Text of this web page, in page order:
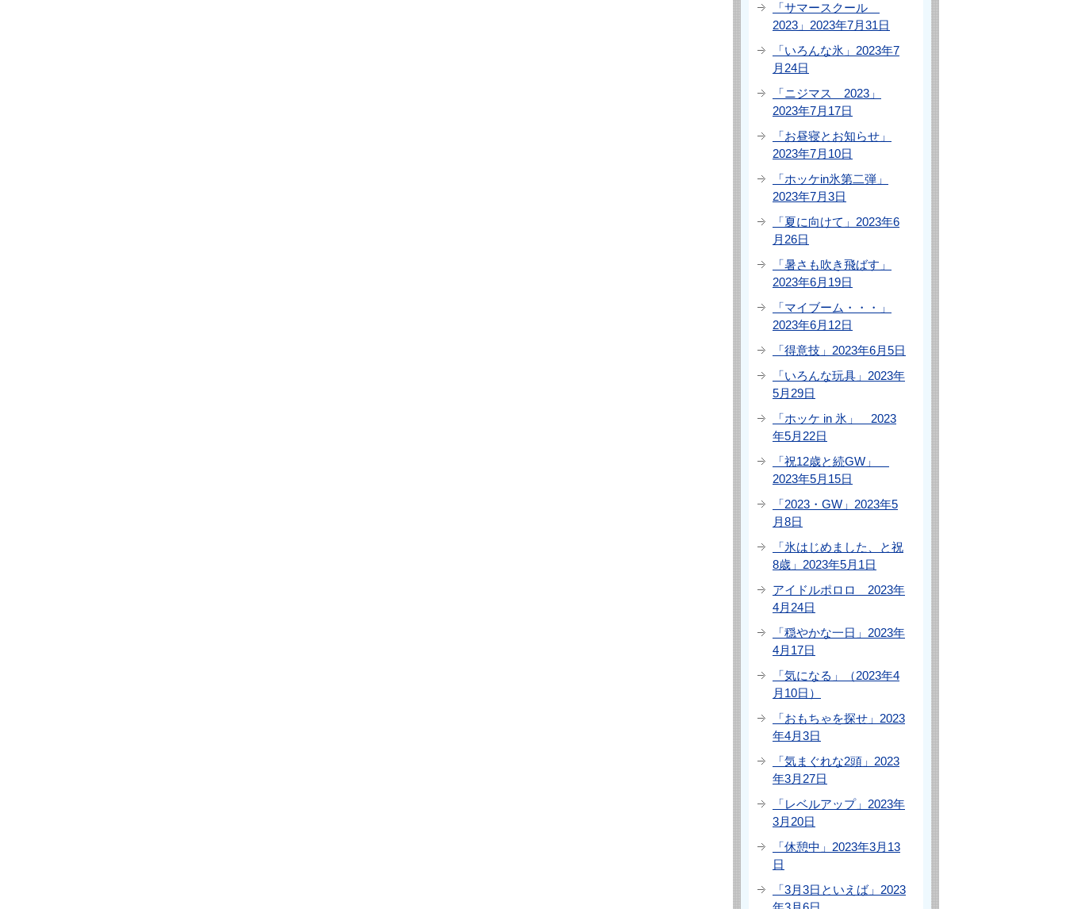
「サマースクール
2023」2023年7月31日
「いろんな氷」2023年7
月24日
「ニジマス 2023」
2023年7月17日
「お昼寝とお知らせ」
2023年7月10日
「ホッケin氷第二弾」
2023年7月3日
「夏に向けて」2023年6
月26日
「暑さも吹き飛ばす」
2023年6月19日
「マイブーム・・・」
2023年6月12日
「得意技」2023年6月5日
「いろんな玩具」2023年
5月29日
「ホッケ in 氷」 2023
年5月22日
「祝12歳と続GW」
2023年5月15日
「2023・GW」2023年5
月8日
「氷はじめました、と祝
8歳」2023年5月1日
アイドルポロロ 2023年
4月24日
「穏やかな一日」2023年
4月17日
「気になる」（2023年4
月10日）
「おもちゃを探せ」2023
年4月3日
「気まぐれな2頭」2023
年3月27日
「レベルアップ」2023年
3月20日
「休憩中」2023年3月13
日
「3月3日といえば」2023